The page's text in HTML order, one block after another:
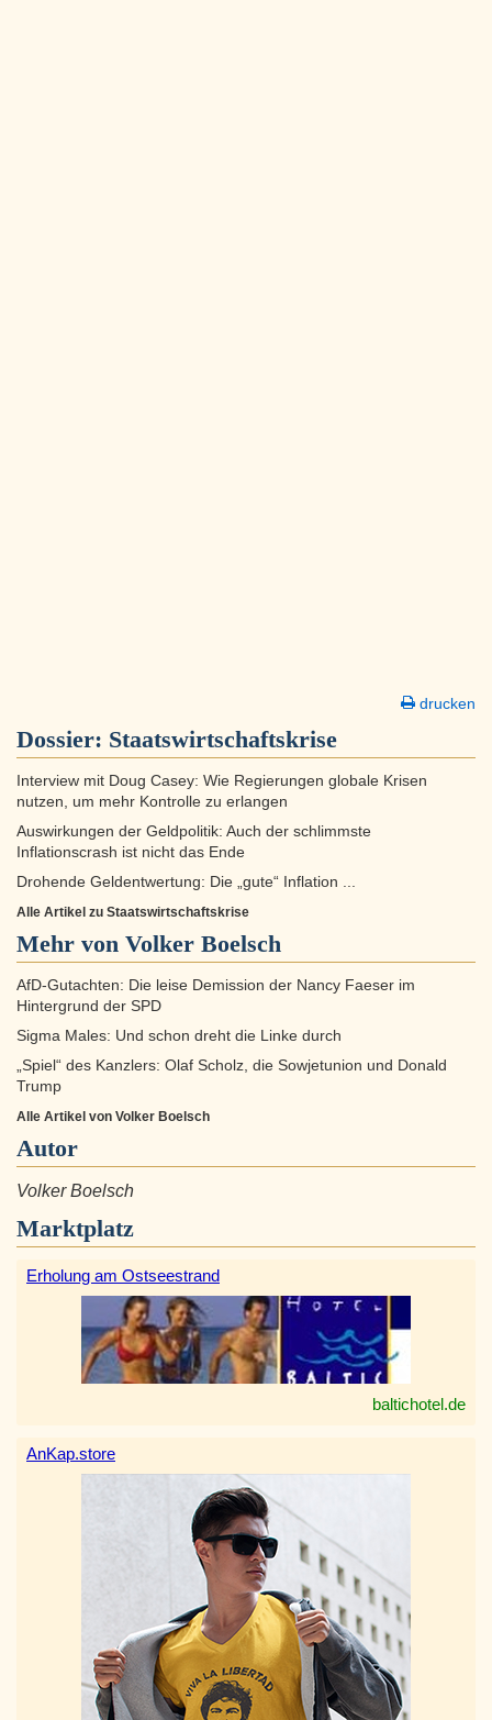
drucken
Dossier: Staatswirtschaftskrise
Interview mit Doug Casey: Wie Regierungen globale Krisen
nutzen, um mehr Kontrolle zu erlangen
Auswirkungen der Geldpolitik: Auch der schlimmste
Inflationscrash ist nicht das Ende
Drohende Geldentwertung: Die „gute“ Inflation ...
Alle Artikel zu Staatswirtschaftskrise
Mehr von Volker Boelsch
AfD-Gutachten: Die leise Demission der Nancy Faeser im
Hintergrund der SPD
Sigma Males: Und schon dreht die Linke durch
„Spiel“ des Kanzlers: Olaf Scholz, die Sowjetunion und Donald
Trump
Alle Artikel von Volker Boelsch
Autor
Volker Boelsch
Marktplatz
Erholung am Ostseestrand
baltichotel.de
AnKap.store